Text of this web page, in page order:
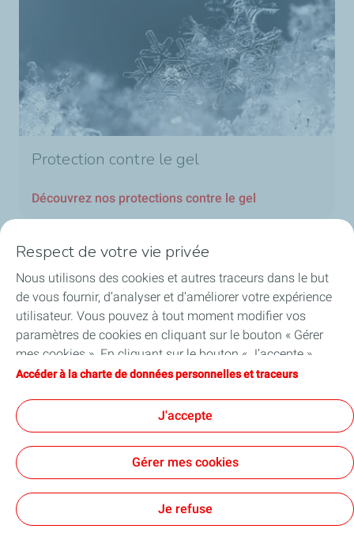
Protection contre le gel
Découvrez nos protections contre le gel
Nos secteurs au Luxembourg
Nos produits
Liens utiles
Nos sites au Luxembourg
Politique de confidentialité
Respect de votre vie privée
Nous utilisons des cookies et autres traceurs dans le but
de vous fournir, d’analyser et d’améliorer votre expérience
utilisateur. Vous pouvez à tout moment modifier vos
paramètres de cookies en cliquant sur le bouton « Gérer
mes cookies ». En cliquant sur le bouton « J’accepte »,
vous acceptez le dépôt de l’ensemble des cookies. Dans le
techniques nécessaires au bon fonctionnement du site
seront utilisés. Pour plus d’informations, vous pouvez
consulter la page « Charte de données personnelles et
traceurs ».
Accéder à la charte de données personnelles et traceurs
J'accepte
Gérer mes cookies
Je refuse